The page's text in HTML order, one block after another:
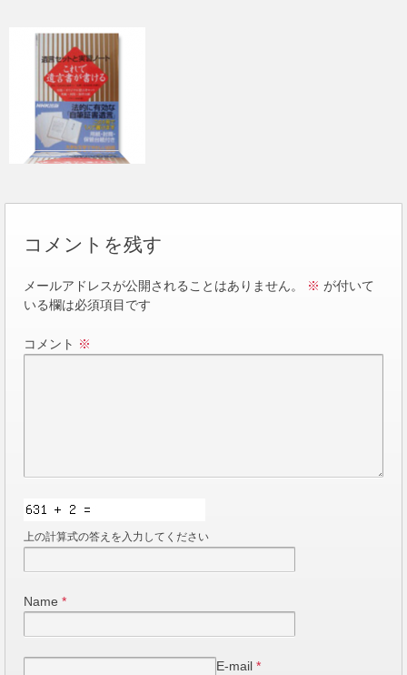
コメントを残す
メールアドレスが公開されることはありません。 ※ が付いて
いる欄は必須項目です
コメント ※
上の計算式の答えを入力してください
Name *
E-mail *